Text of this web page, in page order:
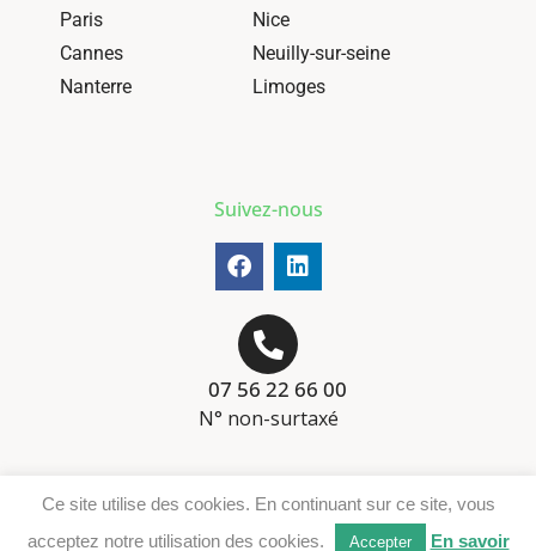
Paris
Nice
Cannes
Neuilly-sur-seine
Nanterre
Limoges
Suivez-nous
07 56 22 66 00
N° non-surtaxé
Téléchargement DER
Ce site utilise des cookies. En continuant sur ce site, vous
acceptez notre utilisation des cookies.
Accepter En savoir